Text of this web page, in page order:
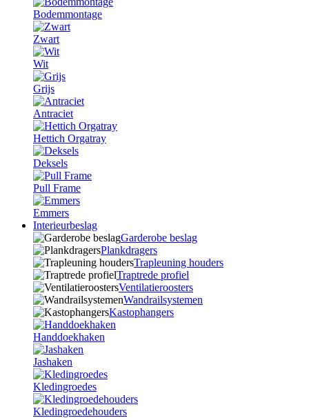
Bodemmontage
Zwart
Wit
Grijs
Antraciet
Hettich Orgatray
Deksels
Pull Frame
Emmers
Interieurbeslag
Garderobe beslag
Plankdragers
Trapleuning houders
Traptrede profiel
Ventilatieroosters
Wandrailsystemen
Kastophangers
Handdoekhaken
Jashaken
Kledingroedes
Kledingroedehouders